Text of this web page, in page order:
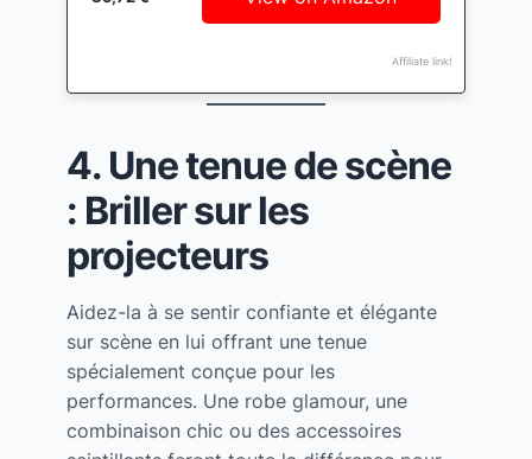
Affiliate link!
4. Une tenue de scène
: Briller sur les
projecteurs
Aidez-la à se sentir confiante et élégante
sur scène en lui offrant une tenue
spécialement conçue pour les
performances. Une robe glamour, une
combinaison chic ou des accessoires